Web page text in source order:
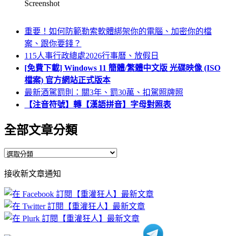
Screenshot
重要！如何防範勒索軟體綁架你的電腦、加密你的檔
案、跟你要錢？
115人事行政總處2026行事曆、放假日
[免費下載] Windows 11 簡體/繁體中文版 光碟映像 (ISO
檔案) 官方網站正式版本
最新酒駕罰則：關3年、罰30萬、扣駕照牌照
【注音符號】轉【漢語拼音】字母對照表
全部文章分類
全
文
章
分
類
接收新文章通知